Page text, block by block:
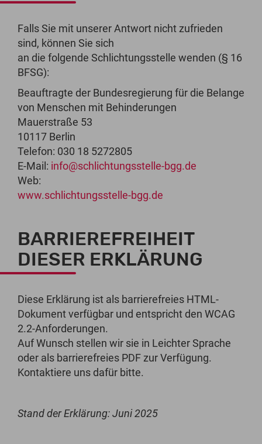
Falls Sie mit unserer Antwort nicht zufrieden
sind, können Sie sich
an die folgende Schlichtungsstelle wenden (§ 16
BFSG):
Beauftragte der Bundesregierung für die Belange
von Menschen mit Behinderungen
Mauerstraße 53
10117 Berlin
Telefon: 030 18 5272805
E-Mail: info@schlichtungsstelle-bgg.de
Web:
www.schlichtungsstelle-bgg.de
BARRIEREFREIHEIT
DIESER ERKLÄRUNG
Diese Erklärung ist als barrierefreies HTML-
Dokument verfügbar und entspricht den WCAG
2.2-Anforderungen.
Auf Wunsch stellen wir sie in Leichter Sprache
oder als barrierefreies PDF zur Verfügung.
Kontaktiere uns dafür bitte.
Stand der Erklärung: Juni 2025